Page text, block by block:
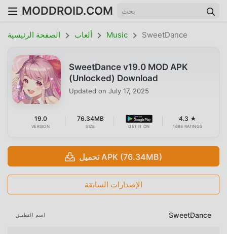
MODDROID.COM
الصفحة الرئيسية ألعاب Music SweetDance
SweetDance v19.0 MOD APK
(Unlocked) Download
Updated on July 17, 2025
19.0
VERSION
76.34MB
SIZE GET IT ON
4.3 ★
1698 RATINGS
تحميل APK (76.34MB)
الإصدارات السابقة
اسم التطبيق SweetDance